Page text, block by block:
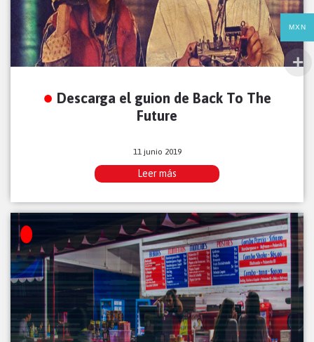
Descarga el guion de Back To The
Future
11 junio 2019
Leer más
MXN